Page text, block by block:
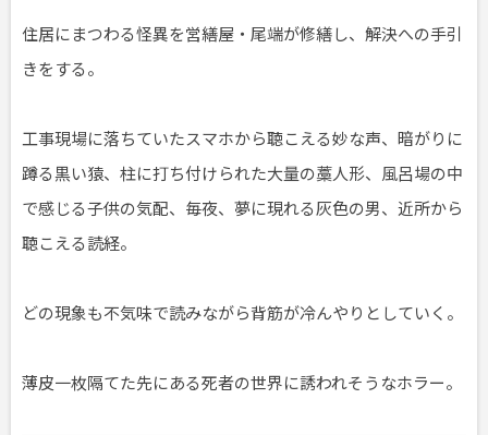
住居にまつわる怪異を営繕屋・尾端が修繕し、解決への手引
きをする。
工事現場に落ちていたスマホから聴こえる妙な声、暗がりに
蹲る黒い猿、柱に打ち付けられた大量の藁人形、風呂場の中
で感じる子供の気配、毎夜、夢に現れる灰色の男、近所から
聴こえる読経。
どの現象も不気味で読みながら背筋が冷んやりとしていく。
薄皮一枚隔てた先にある死者の世界に誘われそうなホラー。